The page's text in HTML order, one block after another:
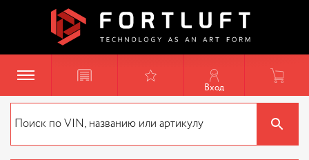
Вход